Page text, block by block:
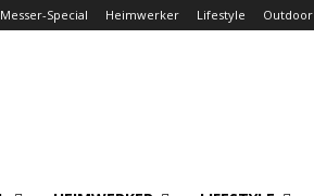
Messer-Special Heimwerker Lifestyle Outdoor